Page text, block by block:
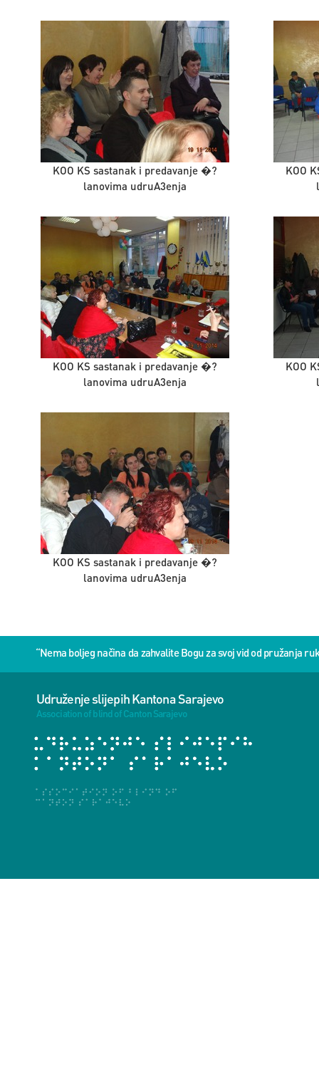
KOO KS sastanak i predavanje �?
lanovima udruA3enja
KOO
KOO KS sastanak i predavanje �?
lanovima udruA3enja
KOO
KOO KS sastanak i predavanje �?
lanovima udruA3enja
“Nema boljeg načina da zahvalite Bogu za svoj vid od pružanja
Udruženje slijepih Kantona Sarajevo
Association of blind of Canton Sarajevo